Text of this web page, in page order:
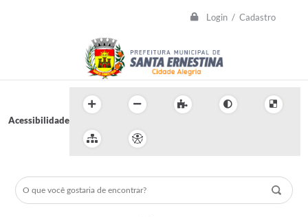
Login / Cadastro
Acessibilidade